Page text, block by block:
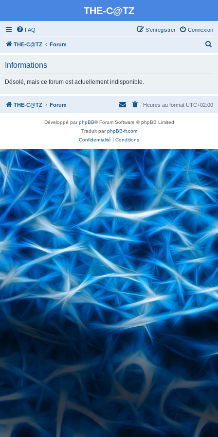
THE-C@TZ
FAQ Connexion
S’enregistrer
THE-C@TZ Forum
r
c
r
Informations
Désolé, mais ce forum est actuellement indisponible.
THE-C@TZ Forum Heures au format UTC+02:00
Développé parphpBB® Forum Software © phpBB Limited
Traduit parphpBB-fr.com
Confidentialité | Conditions